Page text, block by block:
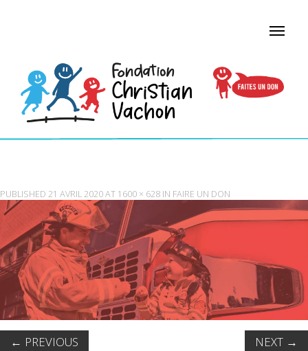
PUBLISHED 21 AVRIL 2020AT 1600 × 628 IN FAIRE UN DON
← PREVIOUS NEXT →